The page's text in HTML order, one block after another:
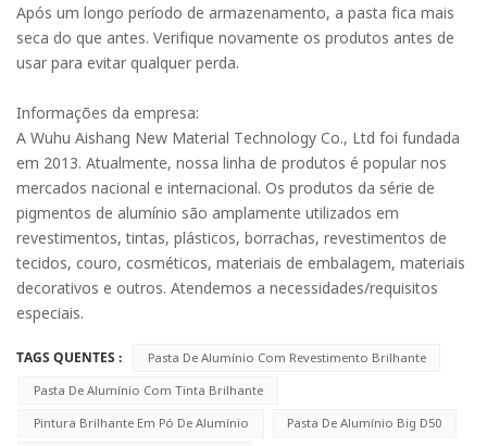
Após um longo período de armazenamento, a pasta fica mais
seca do que antes. Verifique novamente os produtos antes de
usar para evitar qualquer perda.
Informações da empresa:
A Wuhu Aishang New Material Technology Co., Ltd foi fundada
em 2013. Atualmente, nossa linha de produtos é popular nos
mercados nacional e internacional. Os produtos da série de
pigmentos de alumínio são amplamente utilizados em
revestimentos, tintas, plásticos, borrachas, revestimentos de
tecidos, couro, cosméticos, materiais de embalagem, materiais
decorativos e outros. Atendemos a necessidades/requisitos
especiais.
TAGS QUENTES :
Pasta De Alumínio Com Revestimento Brilhante
Pasta De Alumínio Com Tinta Brilhante
Pintura Brilhante Em Pó De Alumínio
Pasta De Alumínio Big D50